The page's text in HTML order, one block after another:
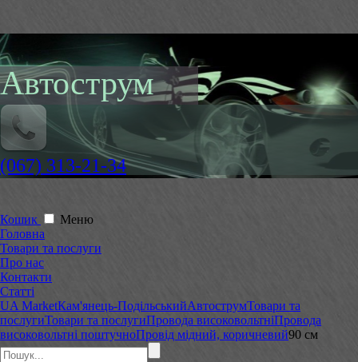
Автострум
(067) 313-21-34
Кошик
Меню
Головна
Товари та послуги
Про нас
Контакти
Статті
UA MarketКам'янець-ПодільськийАвтострумТовари та
послугиТовари та послугиПровода високовольтніПровода
високовольтні поштучноПровід мідний, коричневий90 см